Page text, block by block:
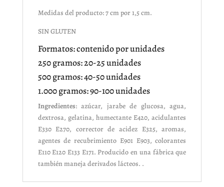
Medidas del producto: 7 cm por 1,5 cm.
SIN GLUTEN
Formatos: contenido por unidades
250 gramos: 20-25 unidades
500 gramos: 40-50 unidades
1.000 gramos: 90-100 unidades
Ingredientes: azúcar, jarabe de glucosa, agua,
dextrosa, gelatina, humectante E420, acidulantes
E330 E270, corrector de acidez E325, aromas,
agentes de recubrimiento E901 E903, colorantes
E110 E120 E133 E171. Producido en una fábrica que
también maneja derivados lácteos. .